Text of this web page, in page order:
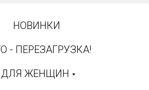
НОВИНКИ
- ПЕРЕЗАГРУЗКА!
ДЛЯ ЖЕНЩИН